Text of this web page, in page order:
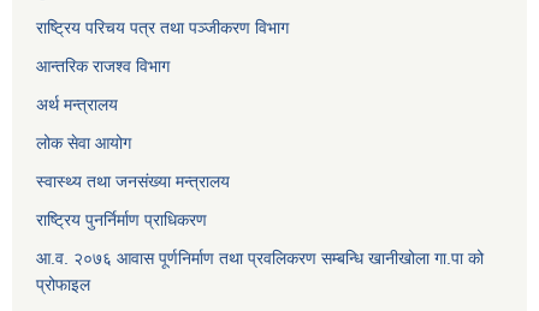
राष्ट्रिय परिचय पत्र तथा पञ्जीकरण विभाग
आन्तरिक राजश्व विभाग
अर्थ मन्त्रालय
लोक सेवा आयोग
स्वास्थ्य तथा जनसंख्या मन्त्रालय
राष्ट्रिय पुनर्निर्माण प्राधिकरण
आ.व. २०७६ आवास पूर्णनिर्माण तथा प्रवलिकरण सम्बन्धि खानीखोला गा.पा को
प्रोफाइल